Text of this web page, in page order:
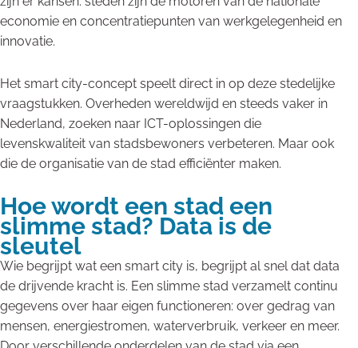
economie en concentratiepunten van werkgelegenheid en
innovatie.
Het smart city-concept speelt direct in op deze stedelijke
vraagstukken. Overheden wereldwijd en steeds vaker in
Nederland, zoeken naar ICT-oplossingen die
levenskwaliteit van stadsbewoners verbeteren. Maar ook
die de organisatie van de stad efficiënter maken.
Hoe wordt een stad een
slimme stad? Data is de
sleutel
Wie begrijpt wat een smart city is, begrijpt al snel dat data
de drijvende kracht is. Een slimme stad verzamelt continu
gegevens over haar eigen functioneren: over gedrag van
mensen, energiestromen, waterverbruik, verkeer en meer.